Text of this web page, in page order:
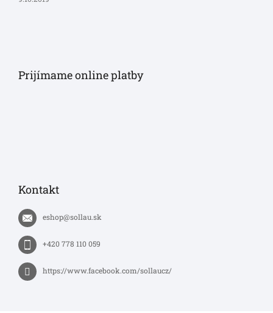
Prijímame online platby
Kontakt
eshop@sollau.sk
+420 778 110 059
https://www.facebook.com/sollaucz/